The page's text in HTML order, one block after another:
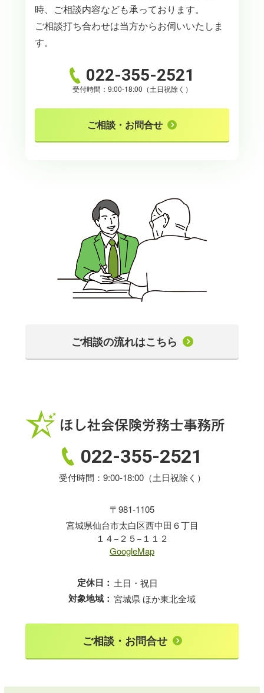
時、ご相談内容なども承っております。
ご相談打ち合わせは当方からお伺いいたしま
す。
022-355-2521
受付時間：9:00-18:00（土日祝除く）
ご相談・お問合せ
ご相談の流れはこちら
022-355-2521
受付時間：9:00-18:00（土日祝除く）
〒981-1105
宮城県仙台市太白区西中田６丁目
１４−２５−１１２
GoogleMap
定休日： 土日・祝日
対象地域： 宮城県 ほか東北全域
ご相談・お問合せ